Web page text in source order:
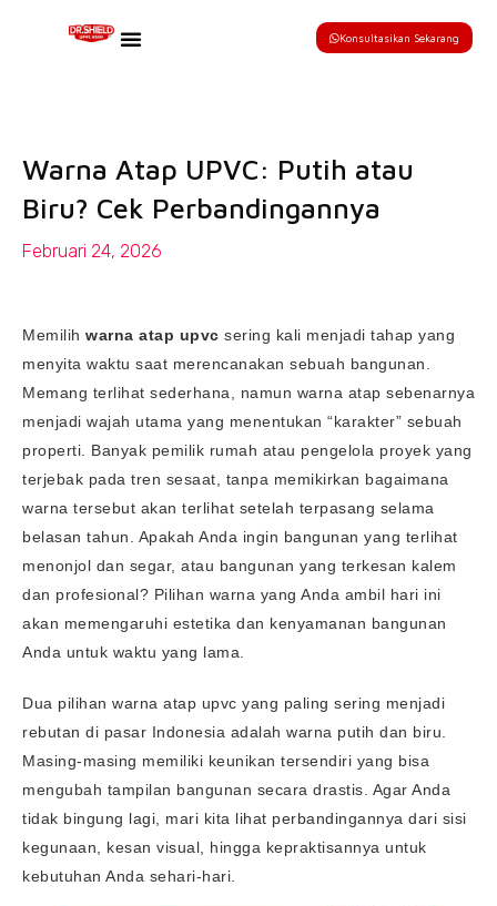
Konsultasikan Sekarang
Warna Atap UPVC: Putih atau
Biru? Cek Perbandingannya
Februari 24, 2026
Memilih warna atap upvc sering kali menjadi tahap yang
menyita waktu saat merencanakan sebuah bangunan.
Memang terlihat sederhana, namun warna atap sebenarnya
menjadi wajah utama yang menentukan “karakter” sebuah
properti. Banyak pemilik rumah atau pengelola proyek yang
terjebak pada tren sesaat, tanpa memikirkan bagaimana
warna tersebut akan terlihat setelah terpasang selama
belasan tahun. Apakah Anda ingin bangunan yang terlihat
menonjol dan segar, atau bangunan yang terkesan kalem
dan profesional? Pilihan warna yang Anda ambil hari ini
akan memengaruhi estetika dan kenyamanan bangunan
Anda untuk waktu yang lama.
Dua pilihan warna atap upvc yang paling sering menjadi
rebutan di pasar Indonesia adalah warna putih dan biru.
Masing-masing memiliki keunikan tersendiri yang bisa
mengubah tampilan bangunan secara drastis. Agar Anda
tidak bingung lagi, mari kita lihat perbandingannya dari sisi
kegunaan, kesan visual, hingga kepraktisannya untuk
kebutuhan Anda sehari-hari.